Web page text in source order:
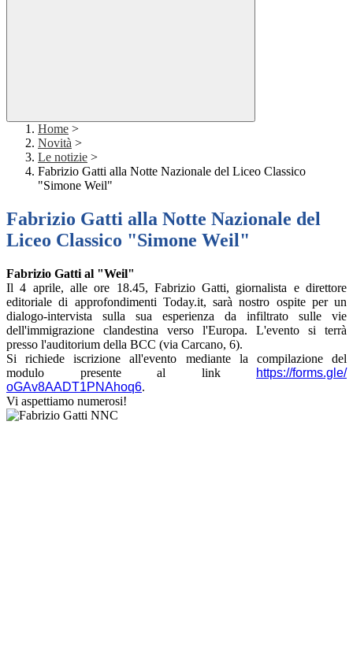
Home >
Novità >
Le notizie >
Fabrizio Gatti alla Notte Nazionale del Liceo Classico
"Simone Weil"
Fabrizio Gatti alla Notte Nazionale del
Liceo Classico "Simone Weil"
Fabrizio Gatti al "Weil"
Il 4 aprile, alle ore 18.45, Fabrizio Gatti, giornalista e direttore
editoriale di approfondimenti Today.it, sarà nostro ospite per un
dialogo-intervista sulla sua esperienza da infiltrato sulle vie
dell'immigrazione clandestina verso l'Europa. L'evento si terrà
presso l'auditorium della BCC (via Carcano, 6).
Si richiede iscrizione all'evento mediante la compilazione del
modulo presente al link
https://forms.gle/
oGAv8AADT1PNAhoq6.
Vi aspettiamo numerosi!